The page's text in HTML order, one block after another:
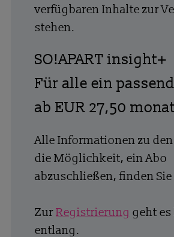
verfügbaren Inhalte zur
stehen.
SO!APART insight+
Für alle ein
ab EUR 27,50
Alle Informationen zu
die Möglichkeit, ein Abo
abzuschließen, finden Sie
ZurRegistrierung geht
entlang.